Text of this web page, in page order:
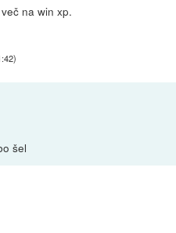
na win xp.
)
šel